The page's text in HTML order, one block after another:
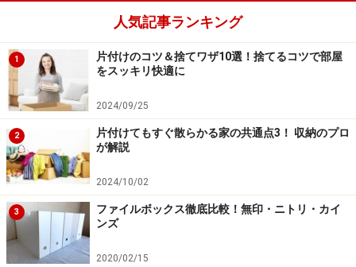
には、新聞のほか生協の注文書などを。マッサージソフ
にしているそうです。
戸棚や引き出しの中にきちんとしまうのが面倒だと感じ
る家族がいる場合、整理整頓を押し付けるのではなく、
出しっ放しになっているモノを見極めて簡単に片付くや
り方に切り替えた方が得策です。
出したままでもインテリアの一部になる収
納を
人気記事ランキング
1
片付けのコツ＆捨てワザ10選！捨てるコツで部屋
をスッキリ快適に
2024/09/25
2
片付けてもすぐ散らかる家の共通点3！ 収納のプロ
が解説
2024/10/02
3
ファイルボックス徹底比較！無印・ニトリ・カイ
ンズ
2020/02/15